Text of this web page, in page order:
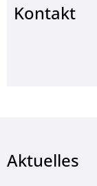
Kontakt
Aktuelles